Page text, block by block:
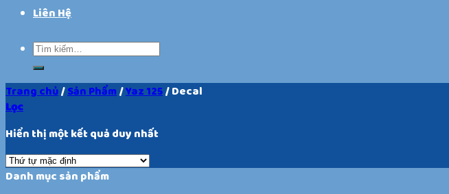
Liên Hệ
Trang chủ/Sản Phẩm /Yaz 125/Decal
Lọc
Hiển thị một kết quả duy nhất
Danh mục sản phẩm